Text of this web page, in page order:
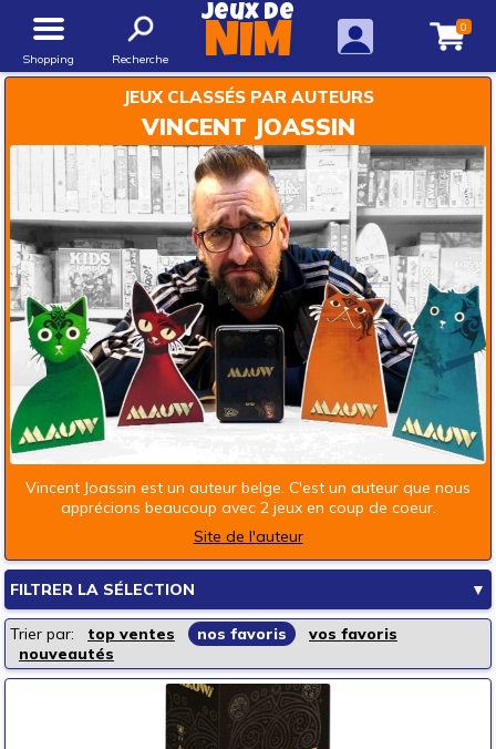
Shopping Recherche
Jeux de
NIM 0
JEUX CLASSÉS PAR AUTEURS
VINCENT JOASSIN
Vincent Joassin est un auteur belge. C'est un auteur que nous
apprécions beaucoup avec 2 jeux en coup de coeur.
Site de l'auteur
FILTRER LA SÉLECTION ▼
Trier par: top ventes nos favoris
vos favoris
nouveautés
Les rayons de la boutique
Jeux de société